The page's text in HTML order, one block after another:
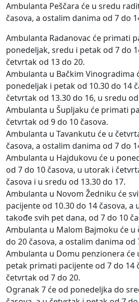
Ambulanta Peščara će u sredu
časova, a ostalim danima od 7 do
Ambulanta Radanovac će primati
ponedeljak, sredu i petak od 7 do
četvrtak od 13 do 20.
Ambulanta u Bačkim Vinogradima
ponedeljak i petak od 10.30 do 14
četvrtak od 13.30 do 16, u sredu
Ambulanta u Šupljaku će primati
četvrtak od 9 do 10 časova.
Ambulanta u Tavankutu će u
časova, a ostalim danima od 7 do
Ambulanta u Hajdukovu će u
od 7 do 10 časova, u utorak i
časova i u sredu od 13.30 do 17.
Ambulanta u Novom Žedniku će
pacijente od 10.30 do 14 časova, a
takođe svih pet dana, od 7 do 10
Ambulanta u Malom Bajmoku će
do 20 časova, a ostalim danima od
Ambulanta u Domu penzionera će
petak primati pacijente od 7 do 14
četvrtak od 7 do 20.
Ogranak 7 će od ponedeljka do